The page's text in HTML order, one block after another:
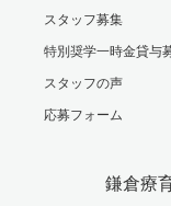
スタッフ募集
特別奨学一時金貸与
スタッフの声
応募フォーム
鎌倉療